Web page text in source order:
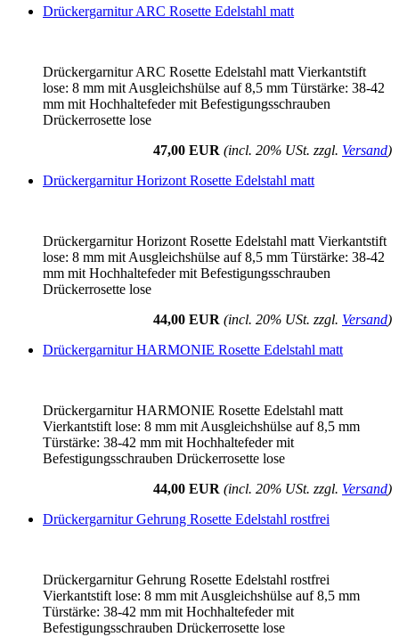
Drückergarnitur ARC Rosette Edelstahl matt
Drückergarnitur ARC Rosette Edelstahl matt Vierkantstift
lose: 8 mm mit Ausgleichshülse auf 8,5 mm Türstärke: 38-42
mm mit Hochhaltefeder mit Befestigungsschrauben
Drückerrosette lose
47,00 EUR (incl. 20% USt. zzgl. Versand)
Drückergarnitur Horizont Rosette Edelstahl matt
Drückergarnitur Horizont Rosette Edelstahl matt Vierkantstift
lose: 8 mm mit Ausgleichshülse auf 8,5 mm Türstärke: 38-42
mm mit Hochhaltefeder mit Befestigungsschrauben
Drückerrosette lose
44,00 EUR (incl. 20% USt. zzgl. Versand)
Drückergarnitur HARMONIE Rosette Edelstahl matt
Drückergarnitur HARMONIE Rosette Edelstahl matt
Vierkantstift lose: 8 mm mit Ausgleichshülse auf 8,5 mm
Türstärke: 38-42 mm mit Hochhaltefeder mit
Befestigungsschrauben Drückerrosette lose
44,00 EUR (incl. 20% USt. zzgl. Versand)
Drückergarnitur Gehrung Rosette Edelstahl rostfrei
Drückergarnitur Gehrung Rosette Edelstahl rostfrei
Vierkantstift lose: 8 mm mit Ausgleichshülse auf 8,5 mm
Türstärke: 38-42 mm mit Hochhaltefeder mit
Befestigungsschrauben Drückerrosette lose